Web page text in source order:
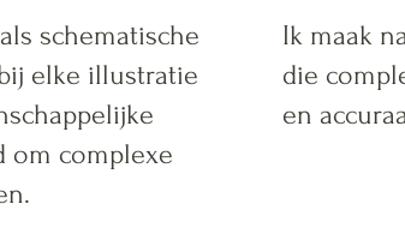
schematische
elke illustratie
om complexe
Ik maak
die
en